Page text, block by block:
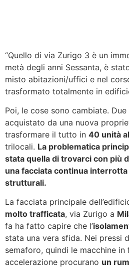
“Quello di via Zurigo 3 è un
metà degli anni Sessanta, è
misto abitazioni/uffici e nel
trasformato totalmente in
Poi, le cose sono cambiate.
acquistato da una nuova
trasformare il tutto in 40 unità
trilocali. La problematica
stata quella di trovarci con più
una facciata continua
strutturali.
La facciata principale
molto trafficata, via Zurigo a
fa ha fatto capire che l’
stata una vera sfida. Nei pressi
semaforo, quindi le macchine in
accelerazione procurano un